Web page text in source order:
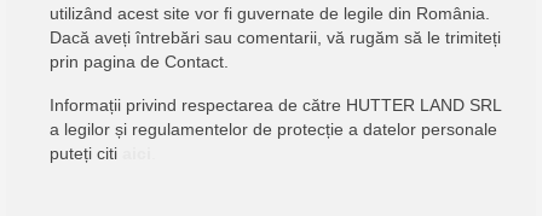
utilizând acest site vor fi guvernate de legile din România.
Dacă aveți întrebări sau comentarii, vă rugăm să le trimiteți
prin pagina de Contact.
Informații privind respectarea de către HUTTER LAND SRL
a legilor și regulamentelor de protecție a datelor personale
puteți citi